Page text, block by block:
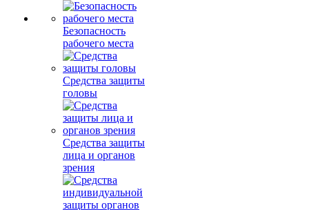
Безопасность
рабочего места
Средства защиты
головы
Средства защиты
лица и органов
зрения